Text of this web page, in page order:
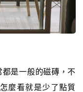
是一般的磁磚，不
麼看就是少了點質